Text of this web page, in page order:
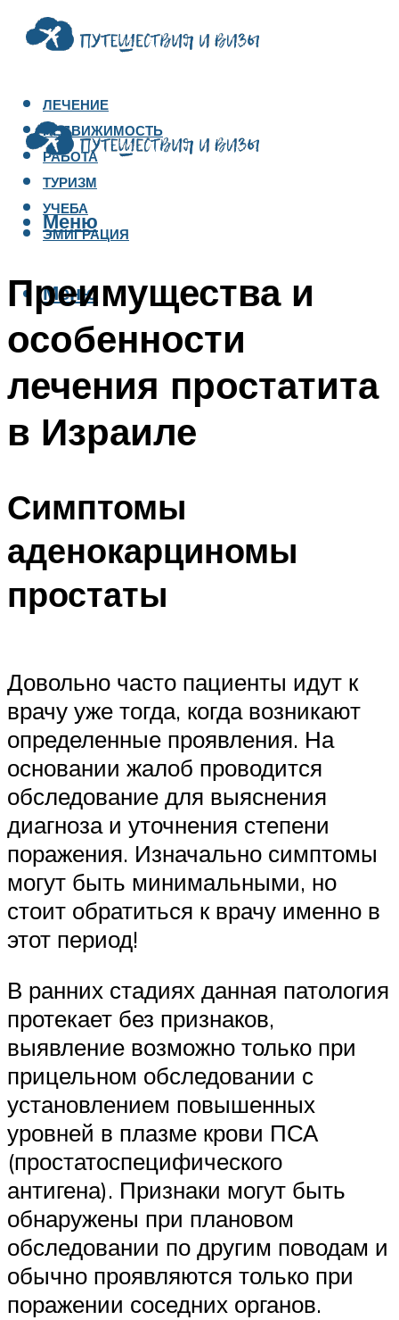
ЛЕЧЕНИЕ
НЕДВИЖИМОСТЬ
РАБОТА
ТУРИЗМ
УЧЕБА
ЭМИГРАЦИЯ
Меню
Меню
Преимущества и
особенности
лечения простатита
в Израиле
Симптомы
аденокарциномы
простаты
Довольно часто пациенты идут к
врачу уже тогда, когда возникают
определенные проявления. На
основании жалоб проводится
обследование для выяснения
диагноза и уточнения степени
поражения. Изначально симптомы
могут быть минимальными, но
стоит обратиться к врачу именно в
этот период!
В ранних стадиях данная патология
протекает без признаков,
выявление возможно только при
прицельном обследовании с
установлением повышенных
уровней в плазме крови ПСА
(простатоспецифического
антигена). Признаки могут быть
обнаружены при плановом
обследовании по другим поводам и
обычно проявляются только при
поражении соседних органов.